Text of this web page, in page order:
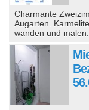
Charmante
Augarten.
wanden und